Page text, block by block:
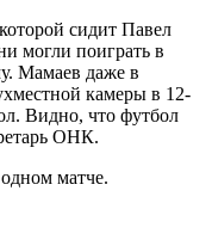
сидит Павел
могли поиграть в
Мамаев даже в
камеры в 12-
Видно, что футбол
ОНК.
матче.